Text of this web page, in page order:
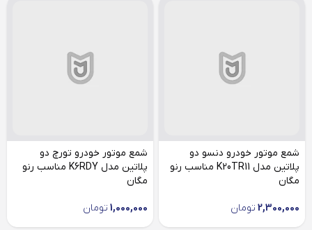
شمع موتور خودرو دنسو دو
پلاتین مدل K20TR11 مناسب رنو
مگان
2,300,000 تومان
شمع موتور خودرو تورچ دو
پلاتین مدل K6RDY مناسب رنو
مگان
1,000,000 تومان